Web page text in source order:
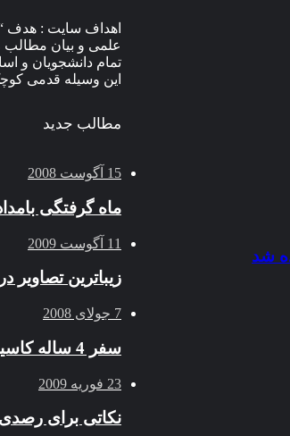
اهداف سایت : هدف
علمی و بیان مطالب
تمام دانشجویان و
این وسیله قدمی
مطالب جدید
15 آگوست 2008
ماه گرفتگی بامداد 27 مردادماه
11 آگوست 2009
زيباترين تصاوير
7 جولای 2008
سفر 4 ساله کاسینی (عکسهایی فوق العاده از زحل)
23 فوریه 2009
نکاتی برای